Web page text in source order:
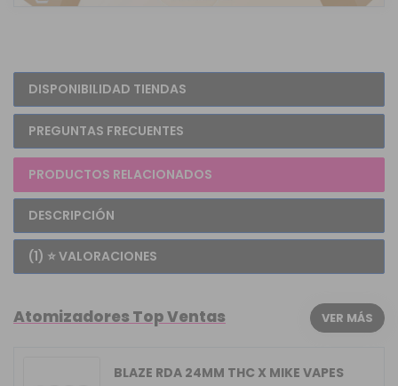
DISPONIBILIDAD TIENDAS
PREGUNTAS FRECUENTES
PRODUCTOS RELACIONADOS
DESCRIPCIÓN
(1) ⭐ VALORACIONES
Atomizadores Top Ventas VER MÁS
BLAZE RDA 24MM THC X MIKE VAPES